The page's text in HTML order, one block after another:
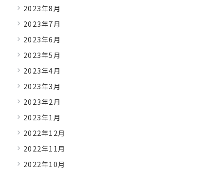
2023年8月
2023年7月
2023年6月
2023年5月
2023年4月
2023年3月
2023年2月
2023年1月
2022年12月
2022年11月
2022年10月